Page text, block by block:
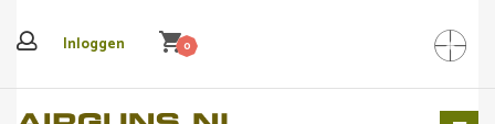
Inloggen shopping_cart0 Search